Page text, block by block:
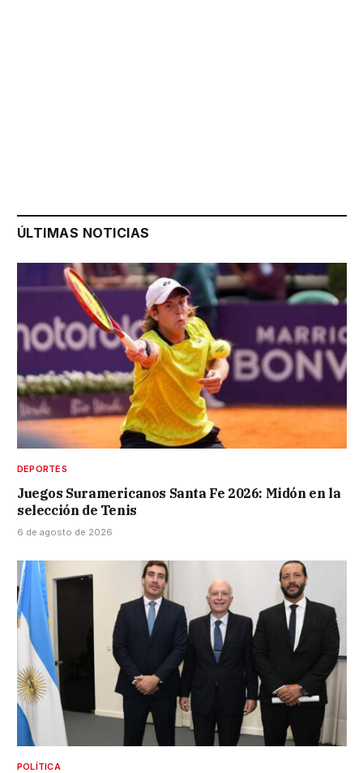
ÚLTIMAS NOTICIAS
DEPORTES
Juegos Suramericanos Santa Fe 2026: Midón en la
selección de Tenis
6 de agosto de 2026
POLÍTICA